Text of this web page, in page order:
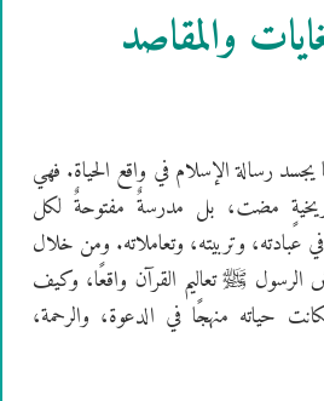
والمقاصد
يجسد رسالة الإسلام في واقع الحياة. فهي
مضت، بل مدرسةٌ مفتوحةٌ لكل
عبادته، وتربيته، وتعاملاته. ومن خلال
الرسول ﷺ تعاليم القرآن واقعًا، وكيف
حياته منهجًا في الدعوة، والرحمة،